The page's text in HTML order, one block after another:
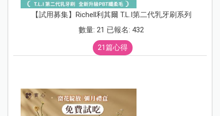
【試用募集】Richell利其爾 T.L.I第二代乳牙刷系列
數量: 21 已報名: 432
21篇心得